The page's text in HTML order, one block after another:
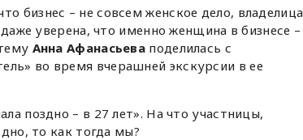
бизнес – не совсем женское дело, владелица
уверена, что именно женщина в бизнесе –
Анна Афанасьева поделилась с
во время вчерашней экскурсии в ее
поздно – в 27 лет». На что участницы,
то как тогда мы?